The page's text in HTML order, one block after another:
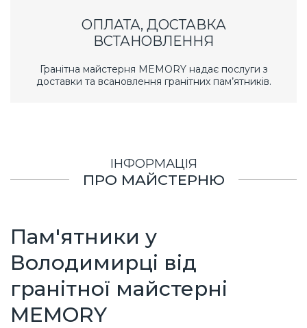
ОПЛАТА, ДОСТАВКА
ВСТАНОВЛЕННЯ
Гранітна майстерня MEMORY надає послуги з
доставки та всановлення гранітних пам’ятників.
ІНФОРМАЦІЯ
ПРО МАЙСТЕРНЮ
Пам'ятники у
Володимирці від
гранітної майстерні
MEMORY